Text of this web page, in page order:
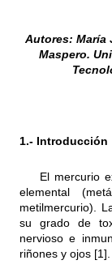
Autores: María
Maspero.
1.- Introducción
El mercurio
elemental
metilmercurio).
su grado de
nervioso e
riñones y ojos [1].